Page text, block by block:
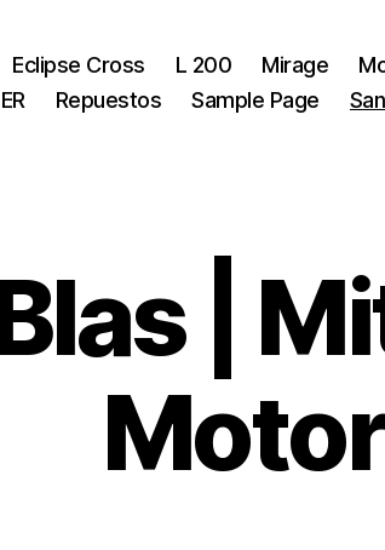
Eclipse Cross L 200 Mirage
Repuestos Sample Page
|